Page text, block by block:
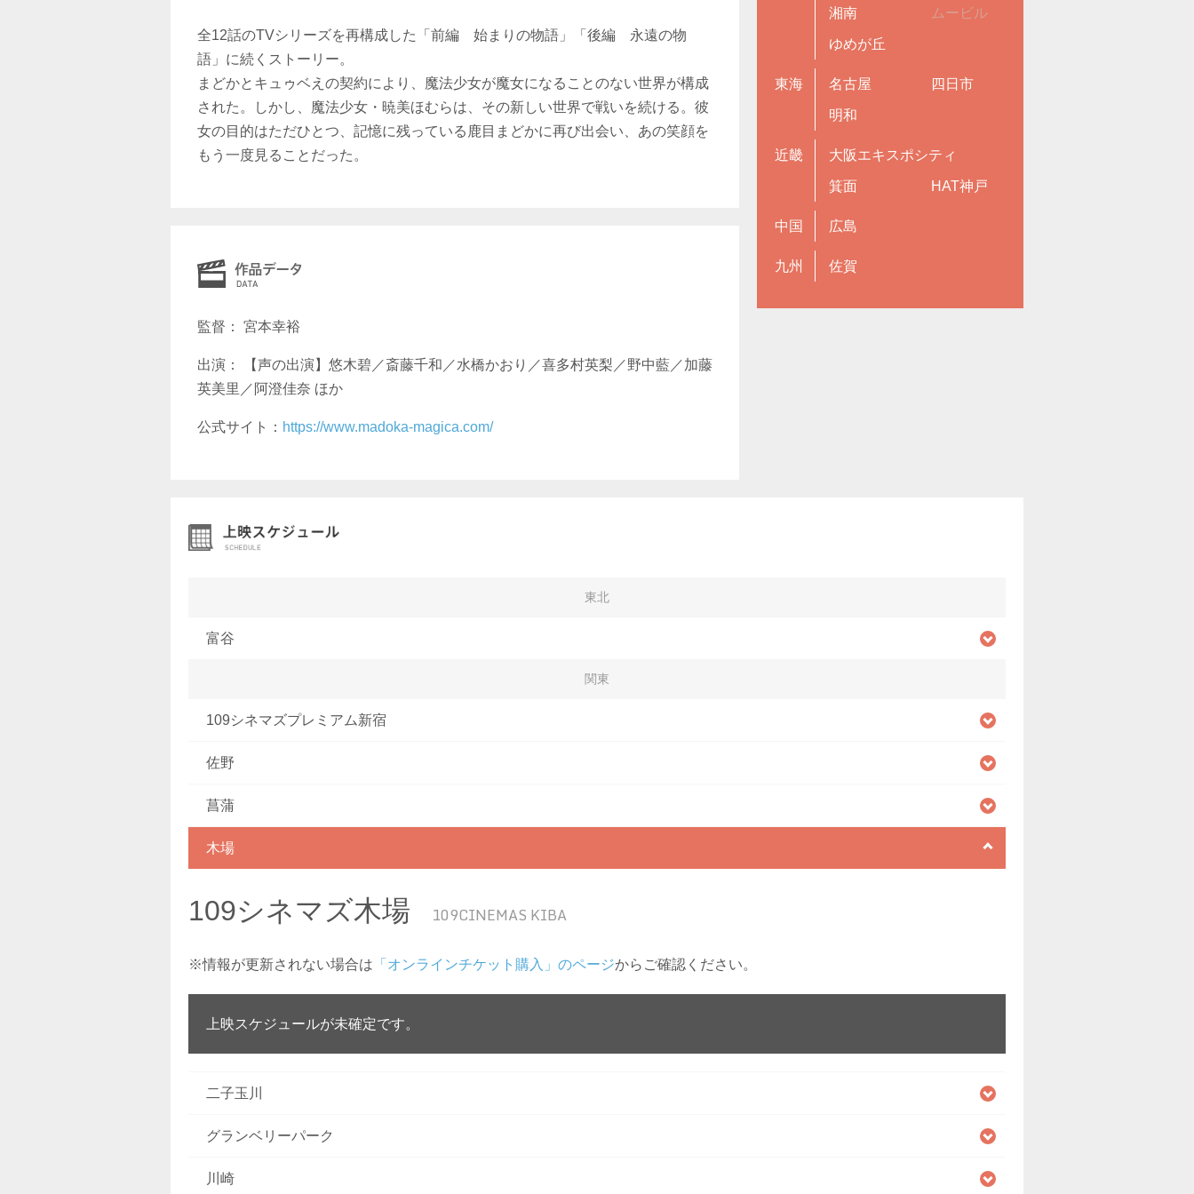
全12話のTVシリーズを再構成した「前編 始まりの物語」「後編 永遠の物
語」に続くストーリー。
まどかとキュゥベえの契約により、魔法少女が魔女になることのない世界が構成
された。しかし、魔法少女・暁美ほむらは、その新しい世界で戦いを続ける。彼
女の目的はただひとつ、記憶に残っている鹿目まどかに再び出会い、あの笑顔を
もう一度見ることだった。
監督： 宮本幸裕
出演： 【声の出演】悠木碧／斎藤千和／水橋かおり／喜多村英梨／野中藍／加藤
英美里／阿澄佳奈 ほか
公式サイト： https://www.madoka-magica.com/
湘南 ムービル
ゆめが丘
東海 名古屋 四日市
明和
近畿 大阪エキスポシティ
箕面 HAT神戸
中国 広島
九州 佐賀
東北
富谷
関東
109シネマズプレミアム新宿
佐野
菖蒲
木場
109シネマズ木場 109CINEMAS KIBA
※情報が更新されない場合は 「オンラインチケット購入」のページからご確認ください。
上映スケジュールが未確定です。
二子玉川
グランベリーパーク
川崎